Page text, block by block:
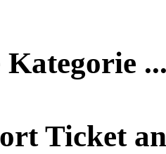
Kategorie
Ticket